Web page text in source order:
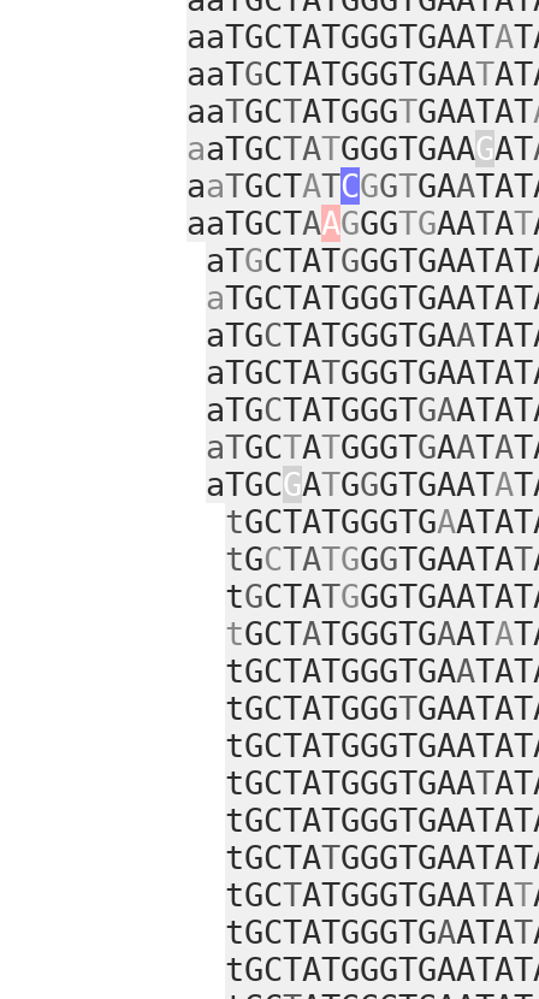
aaTGCTATGGGTGAATA
aaTGCTATGGGTGAAT
aaTGCTATGGGTGAATAT
aaTGCTATGGGTGAAGAT
aaTGCTATCGGTGAA
aaTGCTAAGGGTGAATAT
aTGCTATG
a
aTGCTATGGGTGAA
aTGCTAT
aTGCTATGGGTGA
aTGCTATGGGTGAATA
aTGCGATGGGTGAATA
tGCTATGGGTGA
tGCTATGGGTGAATAT
tGCTATG
tGCTATGGGTGAATA
tGCTATGGGTGAA
tGCTATGGGT
tGCTATGGGTGAAT
tGCTAT
tGCTATGGGTGAATAT
tGCTATGGGTGAATAT